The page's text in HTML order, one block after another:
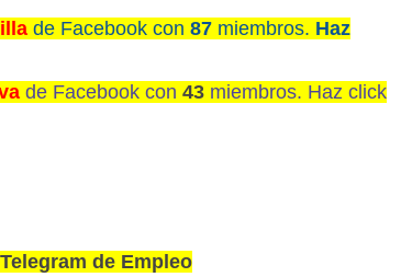
de Facebook con 87miembros. Haz
de Facebook con 43miembros. Haz click
de Empleo